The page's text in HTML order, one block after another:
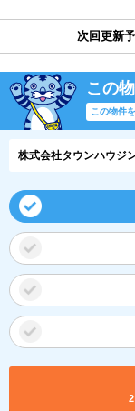
次回更新
この
この物件
株式会社タウンハウジ